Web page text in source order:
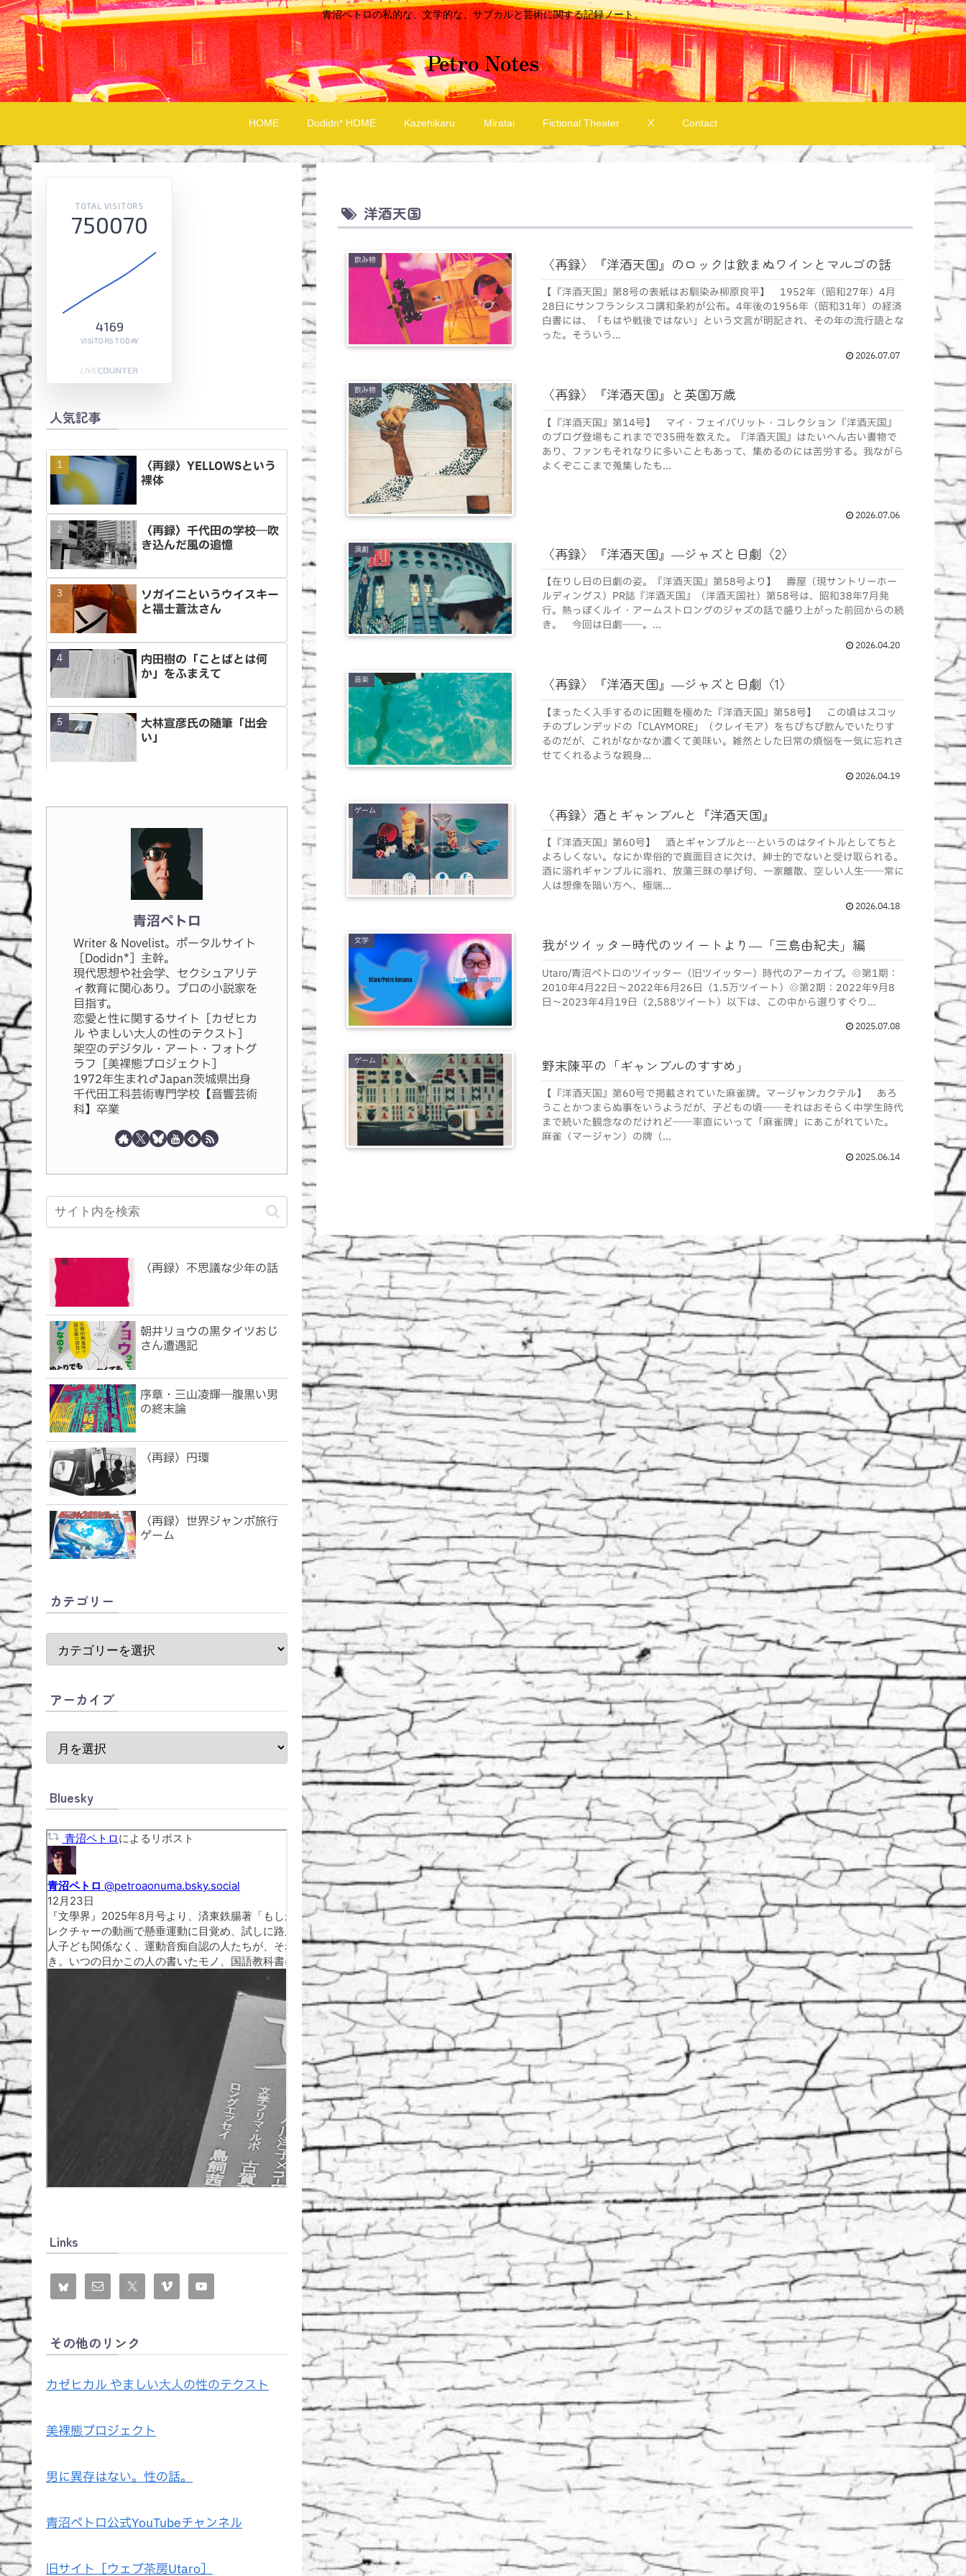
青沼ペトロの私的な、文学的な、サブカルと芸術に関する記録ノート。
Petro Notes
HOME Dodidn* HOME Kazehikaru Miratai Fictional Theater X Contact
洋酒天国
飲み物 〈再録〉『洋酒天国』のロックは飲まぬワインとマルゴの話
【『洋酒天国』第8号の表紙はお馴染み柳原良平】 1952年（昭和27年）4月
28日にサンフランシスコ講和条約が公布。4年後の1956年（昭和31年）の経済
白書には、「もはや戦後ではない」という文言が明記され、その年の流行語とな
った。そういう...
2026.07.07
飲み物 〈再録〉『洋酒天国』と英国万歳
【『洋酒天国』第14号】 マイ・フェイバリット・コレクション『洋酒天国』
のブログ登場もこれまでで35冊を数えた。『洋酒天国』はたいへん古い書物で
あり、ファンもそれなりに多いこともあって、集めるのには苦労する。我ながら
よくぞここまで蒐集したも...
2026.07.06
演劇 〈再録〉『洋酒天国』―ジャズと日劇〈2〉
【在りし日の日劇の姿。『洋酒天国』第58号より】 壽屋（現サントリーホー
ルディングス）PR誌『洋酒天国』（洋酒天国社）第58号は、昭和38年7月発
行。熱っぽくルイ・アームストロングのジャズの話で盛り上がった前回からの続
き。 今回は日劇――。...
2026.04.20
音楽 〈再録〉『洋酒天国』―ジャズと日劇〈1〉
【まったく入手するのに困難を極めた『洋酒天国』第58号】 この頃はスコッ
チのブレンデッドの「CLAYMORE」（クレイモア）をちびちび飲んでいたりす
るのだが、これがなかなか濃くて美味い。雑然とした日常の煩悩を一気に忘れさ
せてくれるような親身...
2026.04.19
ゲーム 〈再録〉酒とギャンブルと『洋酒天国』
【『洋酒天国』第60号】 酒とギャンブルと…というのはタイトルとしてちと
よろしくない。なにか卑俗的で真面目さに欠け、紳士的でないと受け取られる。
酒に溺れギャンブルに溺れ、放蕩三昧の挙げ句、一家離散、空しい人生――常に
人は想像を暗い方へ、極端...
2026.04.18
文学 我がツイッター時代のツイートより―「三島由紀夫」編
Utaro/青沼ペトロのツイッター（旧ツイッター）時代のアーカイブ。◎第1期：
2010年4月22日～2022年6月26日（1.5万ツイート）◎第2期：2022年9月8
日～2023年4月19日（2,588ツイート）以下は、この中から選りすぐり...
2025.07.08
ゲーム 野末陳平の「ギャンブルのすすめ」
【『洋酒天国』第60号で掲載されていた麻雀牌。マージャンカクテル】 あろ
うことかつまらぬ事をいうようだが、子どもの頃――それはおそらく中学生時代
まで続いた観念なのだけれど――率直にいって「麻雀牌」にあこがれていた。
麻雀（マージャン）の牌（...
2025.06.14
TOTAL VISITORS
750070
4169
VISITORS TODAY
人気記事
〈再録〉YELLOWSという
裸体
〈再録〉千代田の学校―吹
き込んだ風の追憶
ソガイニというウイスキー
と福士蒼汰さん
内田樹の「ことばとは何
か」をふまえて
大林宣彦氏の随筆「出会
い」
青沼ペトロ
Writer & Novelist。ポータルサイト
［Dodidn*］主幹。
現代思想や社会学、セクシュアリテ
ィ教育に関心あり。プロの小説家を
目指す。
恋愛と性に関するサイト［カゼヒカ
ル やましい大人の性のテクスト］
架空のデジタル・アート・フォトグ
ラフ［美裸態プロジェクト］
1972年生まれ♂Japan茨城県出身
千代田工科芸術専門学校【音響芸術
科】卒業
〈再録〉不思議な少年の話
朝井リョウの黒タイツおじ
さん遭遇記
序章・三山凌輝―腹黒い男
の終末論
〈再録〉円環
〈再録〉世界ジャンボ旅行
ゲーム
カテゴリー
アーカイブ
Bluesky
Links
その他のリンク
カゼヒカル やましい大人の性のテクスト
美裸態プロジェクト
男に異存はない。性の話。
青沼ペトロ公式YouTubeチャンネル
旧サイト［ウェブ茶房Utaro］